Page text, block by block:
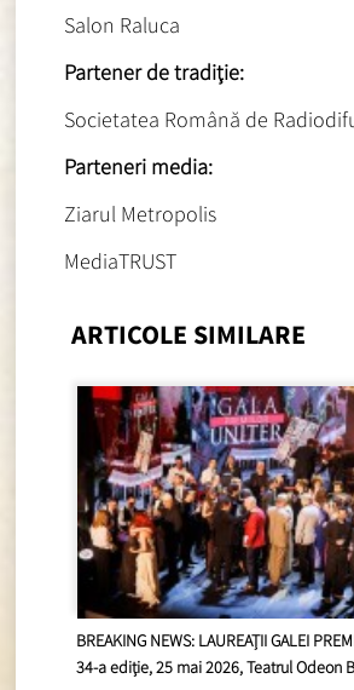
Salon Raluca
Partener de tradiţie:
Societatea Română de
Parteneri media:
Ziarul Metropolis
MediaTRUST
ARTICOLE SIMILARE
BREAKING NEWS: LAUREAȚII GALEI
34-a ediție, 25 mai 2026, Teatrul Odeon